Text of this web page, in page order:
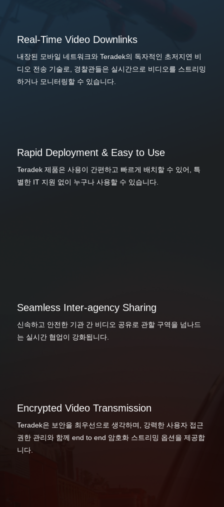
Real-Time Video Downlinks
내장된 모바일 네트워크와 Teradek의 독자적인 초저지연 비
디오 전송 기술로, 경찰관들은 실시간으로 비디오를 스트리밍
하거나 모니터링할 수 있습니다.
Rapid Deployment & Easy to Use
Teradek 제품은 사용이 간편하고 빠르게 배치할 수 있어, 특
별한 IT 지원 없이 누구나 사용할 수 있습니다.
Seamless Inter-agency Sharing
신속하고 안전한 기관 간 비디오 공유로 관할 구역을 넘나드
는 실시간 협업이 강화됩니다.
Encrypted Video Transmission
Teradek은 보안을 최우선으로 생각하며, 강력한 사용자 접근
권한 관리와 함께 end to end 암호화 스트리밍 옵션을 제공합
니다.